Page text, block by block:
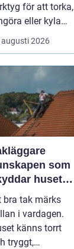
för att torka,
eller kyla
i rörelse.
augusti 2026
som
huset i
bra tak märks
i vardagen.
känns torrt
tryggt,